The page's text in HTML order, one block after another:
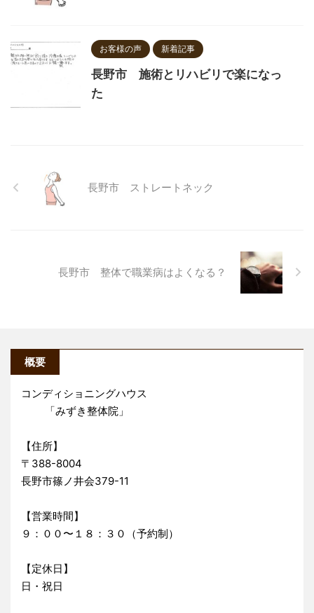
お客様の声 新着記事
長野市 施術とリハビリで楽になっ
た
長野市 ストレートネック
長野市 整体で職業病はよくなる？
概要
コンディショニングハウス
「みずき整体院」
【住所】
〒388-8004
長野市篠ノ井会379-11
【営業時間】
９：００〜１８：３０（予約制）
【定休日】
日・祝日